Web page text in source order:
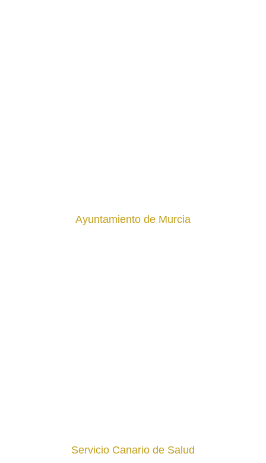
Ayuntamiento de Murcia
Servicio Canario de Salud